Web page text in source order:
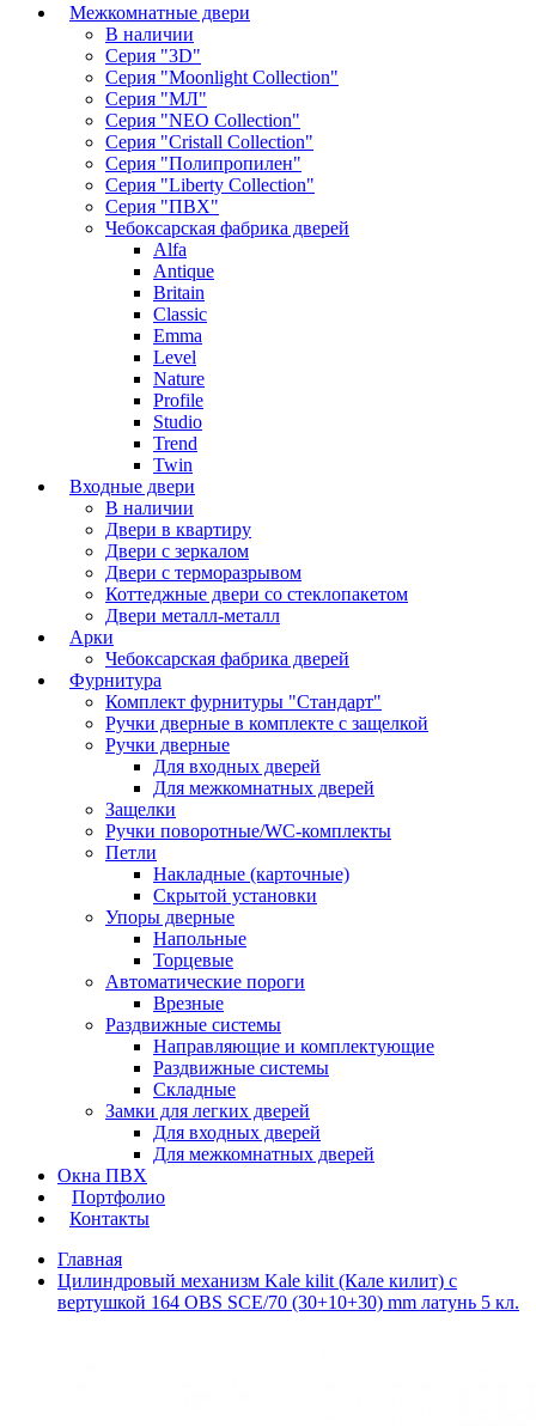
Межкомнатные двери
В наличии
Серия "3D"
Серия "Moonlight Collection"
Серия "МЛ"
Серия "NEO Collection"
Серия "Cristall Collection"
Серия "Полипропилен"
Серия "Liberty Collection"
Серия "ПВХ"
Чебоксарская фабрика дверей
Alfa
Antique
Britain
Classic
Emma
Level
Nature
Profile
Studio
Trend
Twin
Входные двери
В наличии
Двери в квартиру
Двери с зеркалом
Двери с терморазрывом
Коттеджные двери со стеклопакетом
Двери металл-металл
Арки
Чебоксарская фабрика дверей
Фурнитура
Комплект фурнитуры "Стандарт"
Ручки дверные в комплекте с защелкой
Ручки дверные
Для входных дверей
Для межкомнатных дверей
Защелки
Ручки поворотные/WC-комплекты
Петли
Накладные (карточные)
Скрытой установки
Упоры дверные
Напольные
Торцевые
Автоматические пороги
Врезные
Раздвижные системы
Направляющие и комплектующие
Раздвижные системы
Складные
Замки для легких дверей
Для входных дверей
Для межкомнатных дверей
Окна ПВХ
Портфолио
Контакты
Главная
Цилиндровый механизм Kale kilit (Кале килит) с
вертушкой 164 OBS SCE/70 (30+10+30) mm латунь 5 кл.